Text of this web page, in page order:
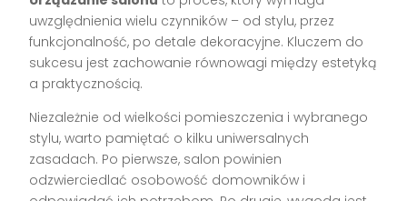
uwzględnienia wielu czynników – od stylu, przez
funkcjonalność, po detale dekoracyjne. Kluczem do
sukcesu jest zachowanie równowagi między estetyką
a praktycznością.
Niezależnie od wielkości pomieszczenia i wybranego
stylu, warto pamiętać o kilku uniwersalnych
zasadach. Po pierwsze, salon powinien
odzwierciedlać osobowość domowników i